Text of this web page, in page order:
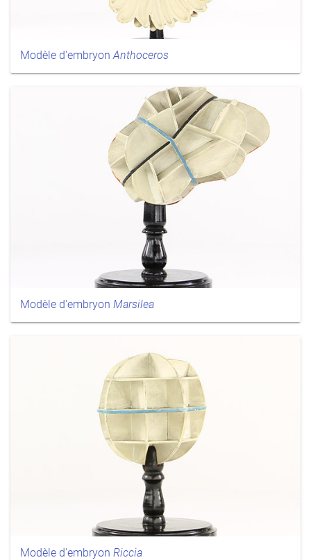
Modèle d'embryonAnthoceros
Modèle d'embryon Marsilea
Modèle d'embryon Riccia